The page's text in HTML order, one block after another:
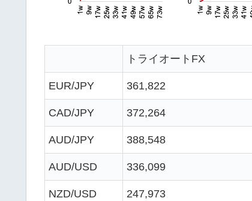
トライオートFX
EUR/JPY 361,822
CAD/JPY 372,264
AUD/JPY 388,548
AUD/USD 336,099
NZD/USD 247,973